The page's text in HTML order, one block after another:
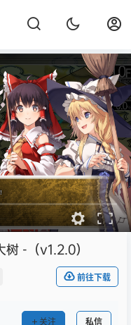
-（v1.2.0）
前往下载
关注 私信